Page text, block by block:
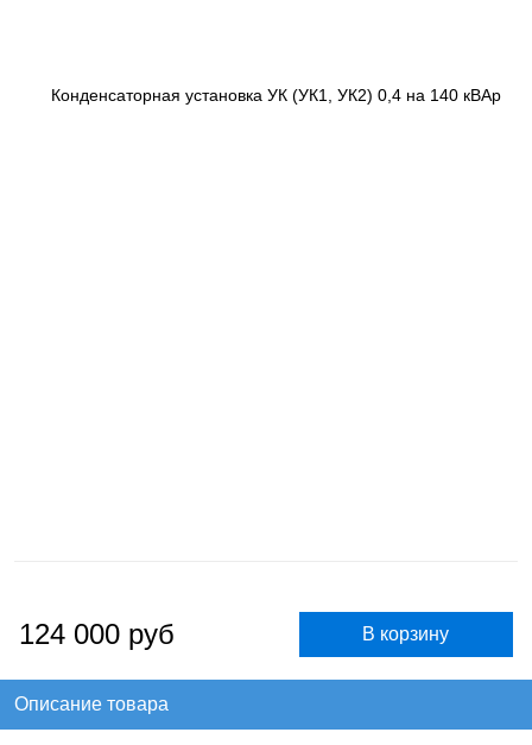
124 000 руб
Описание товара